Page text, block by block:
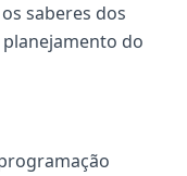
saberes dos
do